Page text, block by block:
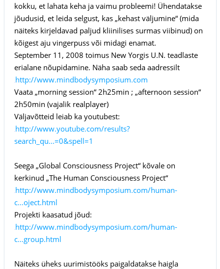
kokku, et lahata keha ja vaimu probleemi! Ühendatakse
jõudusid, et leida selgust, kas „kehast väljumine“ (mida
näiteks kirjeldavad paljud kliinilises surmas viibinud) on
kõigest aju vingerpuss või midagi enamat.
September 11, 2008 toimus New Yorgis U.N. teadlaste
erialane nõupidamine. Näha saab seda aadressilt
http://www.mindbodysymposium.com
Vaata „morning session“ 2h25min ; „afternoon session“
2h50min (vajalik realplayer)
Väljavõtteid leiab ka youtubest:
http://www.youtube.com/results?
search_qu...=0&spell=1
Seega „Global Consciousness Project“ kõvale on
kerkinud „The Human Consciousness Project“
http://www.mindbodysymposium.com/human-
c...oject.html
Projekti kaasatud jõud:
http://www.mindbodysymposium.com/human-
c...group.html
Näiteks üheks uurimistööks paigaldatakse haigla